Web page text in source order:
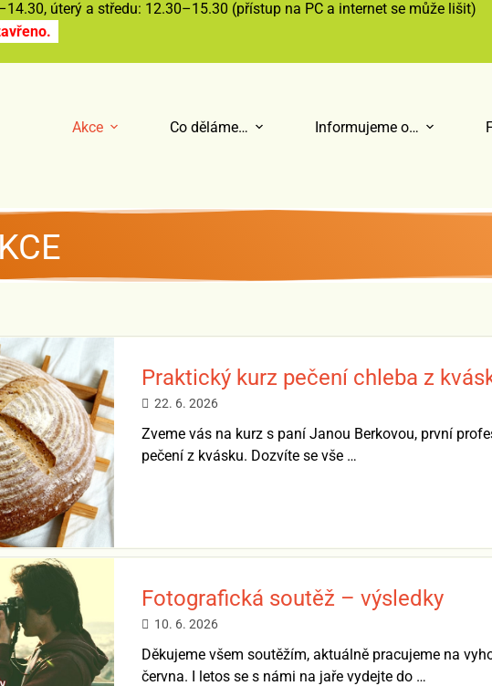
úterý a středu: 12.30–15.30 (přístup na PC a internet se může lišit)
Akce Co děláme… Informujeme o…
Praktický kurz pečení chleba z
22. 6. 2026
Zveme vás na kurz s paní Janou Berkovou, první
pečení z kvásku. Dozvíte se vše …
Fotografická soutěž – výsledky
10. 6. 2026
Děkujeme všem soutěžím, aktuálně pracujeme na
června. I letos se s námi na jaře vydejte do …